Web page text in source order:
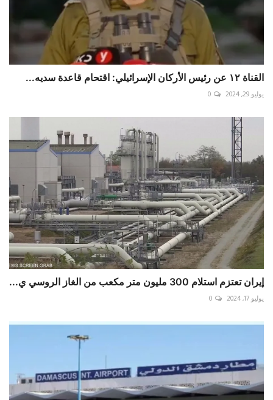
القناة ١٢ عن رئيس الأركان الإسرائيلي: اقتحام قاعدة سديه...
يوليو 29, 2024 0
إيران تعتزم استلام 300 مليون متر مكعب من الغاز الروسي ي...
يوليو 17, 2024 0